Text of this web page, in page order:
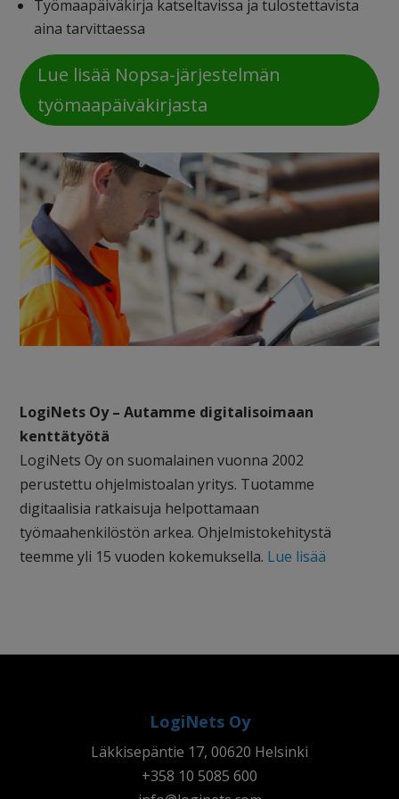
Työmaapäiväkirja katseltavissa ja tulostettavista
aina tarvittaessa
Lue lisää Nopsa-järjestelmän
työmaapäiväkirjasta
LogiNets Oy – Autamme digitalisoimaan
kenttätyötä
LogiNets Oy on suomalainen vuonna 2002
perustettu ohjelmistoalan yritys. Tuotamme
digitaalisia ratkaisuja helpottamaan
työmaahenkilöstön arkea. Ohjelmistokehitystä
teemme yli 15 vuoden kokemuksella. Lue lisää
LogiNets Oy
Läkkisepäntie 17, 00620 Helsinki
+358 10 5085 600